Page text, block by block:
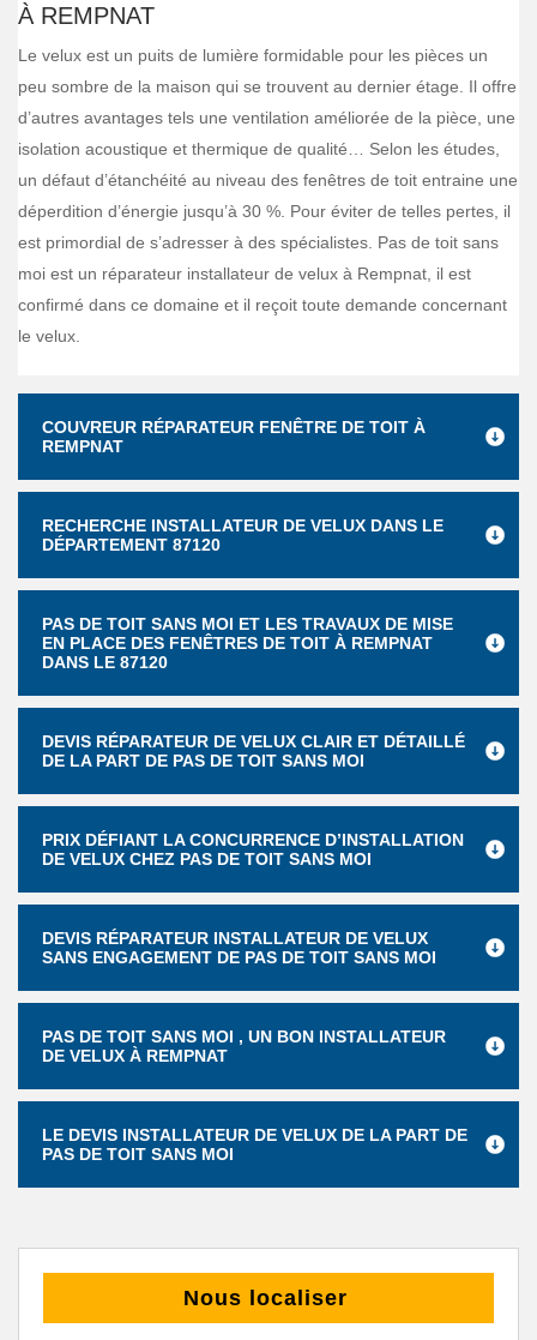
À REMPNAT
Le velux est un puits de lumière formidable pour les pièces un
peu sombre de la maison qui se trouvent au dernier étage. Il offre
d’autres avantages tels une ventilation améliorée de la pièce, une
isolation acoustique et thermique de qualité… Selon les études,
un défaut d’étanchéité au niveau des fenêtres de toit entraine une
déperdition d’énergie jusqu’à 30 %. Pour éviter de telles pertes, il
est primordial de s’adresser à des spécialistes. Pas de toit sans
moi est un réparateur installateur de velux à Rempnat, il est
confirmé dans ce domaine et il reçoit toute demande concernant
le velux.
COUVREUR RÉPARATEUR FENÊTRE DE TOIT À
REMPNAT
RECHERCHE INSTALLATEUR DE VELUX DANS LE
DÉPARTEMENT 87120
PAS DE TOIT SANS MOI ET LES TRAVAUX DE MISE
EN PLACE DES FENÊTRES DE TOIT À REMPNAT
DANS LE 87120
DEVIS RÉPARATEUR DE VELUX CLAIR ET DÉTAILLÉ
DE LA PART DE PAS DE TOIT SANS MOI
PRIX DÉFIANT LA CONCURRENCE D’INSTALLATION
DE VELUX CHEZ PAS DE TOIT SANS MOI
DEVIS RÉPARATEUR INSTALLATEUR DE VELUX
SANS ENGAGEMENT DE PAS DE TOIT SANS MOI
PAS DE TOIT SANS MOI , UN BON INSTALLATEUR
DE VELUX À REMPNAT
LE DEVIS INSTALLATEUR DE VELUX DE LA PART DE
PAS DE TOIT SANS MOI
Nous localiser